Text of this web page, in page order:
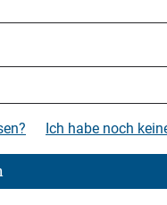
Ich habe noch